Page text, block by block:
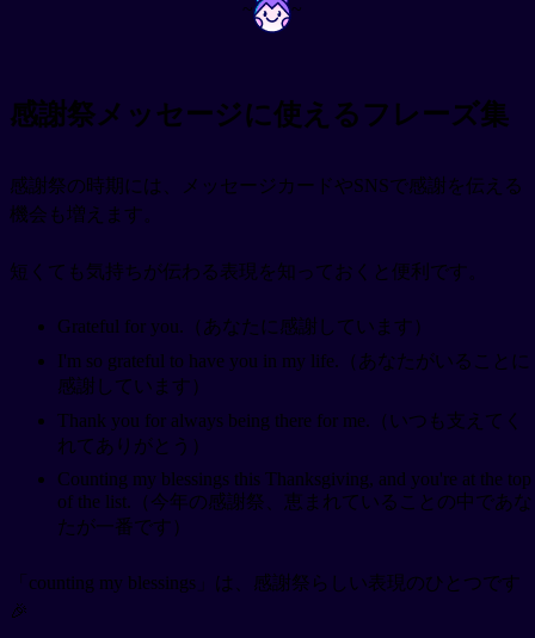
~ ~
感謝祭メッセージに使えるフレーズ集
感謝祭の時期には、メッセージカードやSNSで感謝を伝える
機会も増えます。
短くても気持ちが伝わる表現を知っておくと便利です。
Grateful for you.（あなたに感謝しています）
I'm so grateful to have you in my life.（あなたがいることに
感謝しています）
Thank you for always being there for me.（いつも支えてく
れてありがとう）
Counting my blessings this Thanksgiving, and you're at the top
of the list.（今年の感謝祭、恵まれていることの中であな
たが一番です）
「counting my blessings」は、感謝祭らしい表現のひとつです
🎉